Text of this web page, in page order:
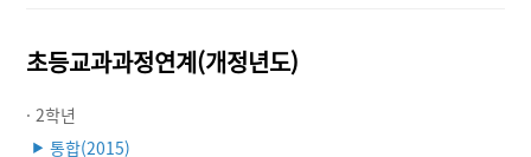
초등교과과정연계(개정년도)
· 2학년
▶ 통합(2015)